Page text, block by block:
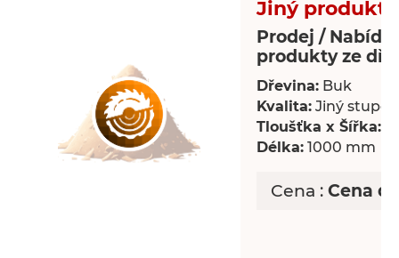
Jiný produkt
Prodej /
produkty ze
Dřevina: Buk
Kvalita: Jiný
Tloušťka x Šířka:
Délka: 1000 mm
Cena : Cena